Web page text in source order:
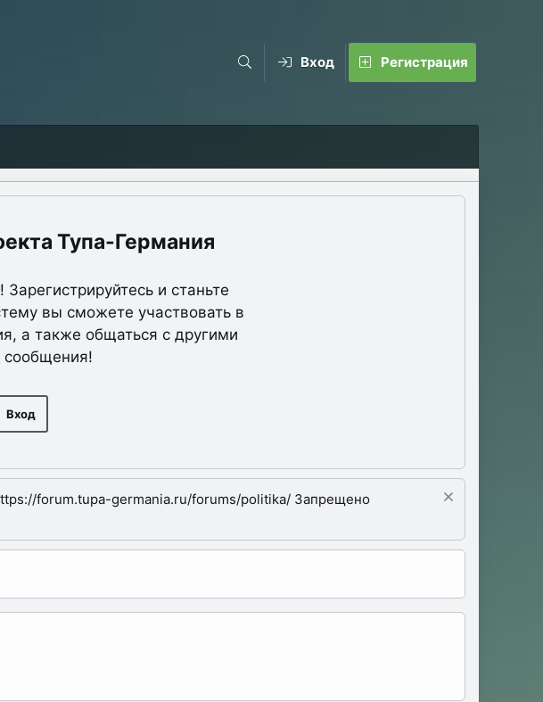
Вход Регистрация
Тупа-Германия
и станьте
вы сможете участвовать в
а также общаться с другими
сообщения!
Вход
forum.tupa-germania.ru/forums/politika/ Запрещено